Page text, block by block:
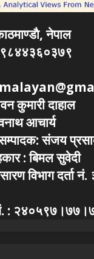
नेपाल
९८४४३६०३७९
कुमारी दाहाल
आचार्य
संजय
: बिमल सुवेदी
विभाग दर्ता
: